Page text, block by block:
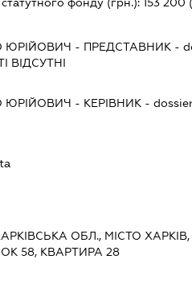
- ПРЕДСТАВНИК -
ВІДСУТНІ
- КЕРІВНИК -
ОБЛ., МІСТО
58, КВАРТИРА 28